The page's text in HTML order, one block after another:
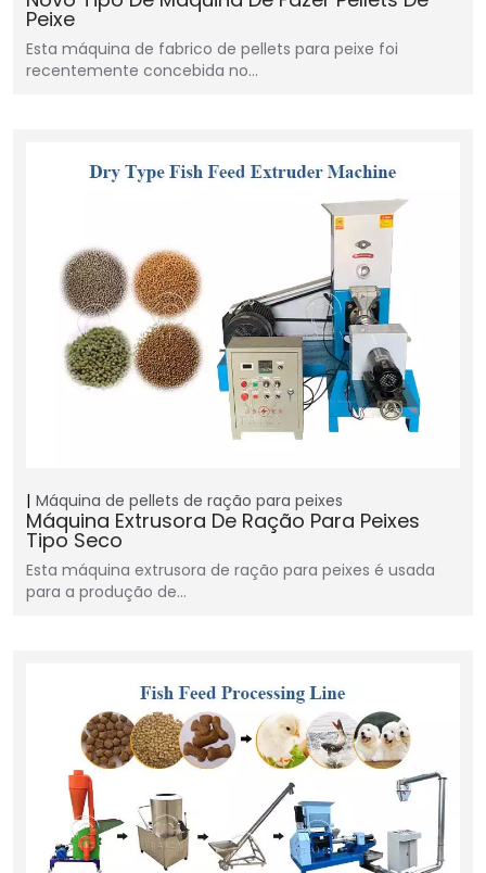
Peixe
Esta máquina de fabrico de pellets para peixe foi
recentemente concebida no…
Máquina de pellets de ração para peixes
Máquina Extrusora De Ração Para Peixes
Tipo Seco
Esta máquina extrusora de ração para peixes é usada
para a produção de…